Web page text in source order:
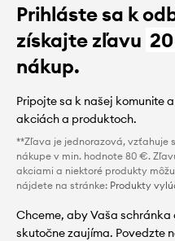
Prihláste sa k
získajte zľavu
nákup.
Pripojte sa k našej komunite
akciách a produktoch.
**Zľava je jednorazová, vzťahuje
nákupe v min. hodnote 80 €.
akciami a niektoré produkty
nájdete na stránke: Produkty
Chceme, aby Vaša
skutočne zaujíma. Povedzte